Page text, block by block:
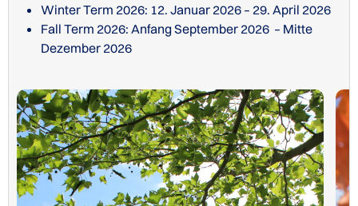
Winter Term 2026: 12. Januar 2026 – 29. April 2026
Fall Term 2026: Anfang September 2026 – Mitte
Dezember 2026